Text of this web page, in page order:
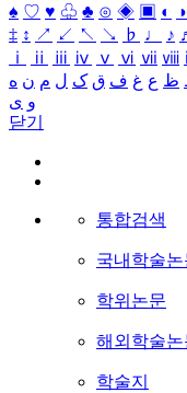
♠ ♡ ♥ ♧ ♣ ⊙ ◈ ▣ ◐ ◑
‡ ↕ ↗ ↙ ↖ ↘ ♭ ♩ ♪
ⅰ
ⅱ ⅲ ⅳ ⅴ ⅵ ⅶ ⅷ
ظ ع غ ف ق ک ل م ن ه
و ی
닫기
통합검색
국내학술논
학위논문
해외학술논
학술지